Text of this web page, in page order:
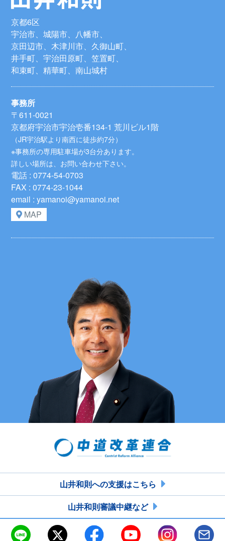
京都6区
宇治市、城陽市、八幡市、
京田辺市、木津川市、久御山町、
井手町、宇治田原町、笠置町、
和束町、精華町、南山城村
事務所
〒611-0021
京都府宇治市宇治壱番134-1 荒川ビル1階
（JR宇治駅より南西に徒歩約7分）
※事務所の専用駐車場が3台分あります。
詳しい場所は、お問い合わせ下さい。
電話 : 0774-54-0703
FAX : 0774-23-1044
email : yamanoi@yamanoi.net
MAP
山井和則への支援はこちら
山井和則審議中継など